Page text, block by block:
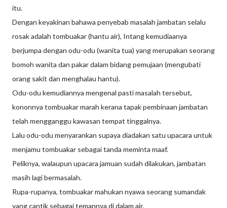
itu.
Dengan keyakinan bahawa penyebab masalah jambatan selalu
rosak adalah tombuakar (hantu air), Intang kemudiaanya
berjumpa dengan odu-odu (wanita tua) yang merupakan seorang
bomoh wanita dan pakar dalam bidang pemujaan (mengubati
orang sakit dan menghalau hantu).
Odu-odu kemudiannya mengenal pasti masalah tersebut,
kononnya tombuakar marah kerana tapak pembinaan jambatan
telah mengganggu kawasan tempat tinggalnya.
Lalu odu-odu menyarankan supaya diadakan satu upacara untuk
menjamu tombuakar sebagai tanda meminta maaf.
Peliknya, walaupun upacara jamuan sudah dilakukan, jambatan
masih lagi bermasalah.
Rupa-rupanya, tombuakar mahukan nyawa seorang sumandak
yang cantik sebagai temannya di dalam air.